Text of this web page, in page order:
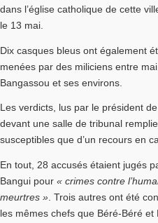
dans l’église catholique de cette
le 13 mai.
Dix casques bleus ont également
menées par des miliciens entre
Bangassou et ses environs.
Les verdicts, lus par le président
devant une salle de tribunal
susceptibles que d’un recours en
En tout, 28 accusés étaient jugés
Bangui pour « crimes contre
meurtres » . Trois autres ont été
les mêmes chefs que Béré-Béré